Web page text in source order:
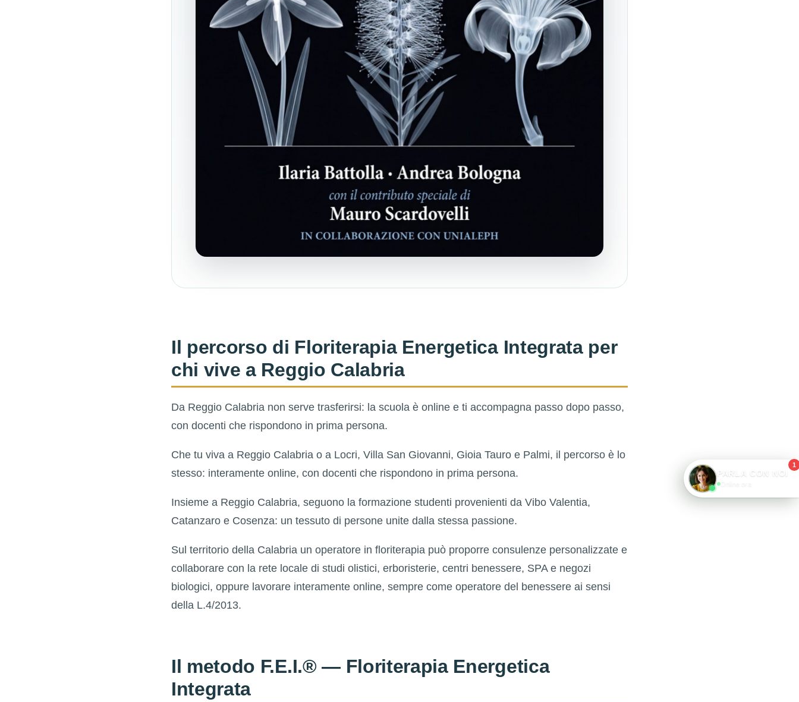
Il percorso di Floriterapia Energetica Integrata per
chi vive a Reggio Calabria
Da Reggio Calabria non serve trasferirsi: la scuola è online e ti accompagna passo dopo passo,
con docenti che rispondono in prima persona.
Che tu viva a Reggio Calabria o a Locri, Villa San Giovanni, Gioia Tauro e Palmi, il percorso è lo
stesso: interamente online, con docenti che rispondono in prima persona.
Insieme a Reggio Calabria, seguono la formazione studenti provenienti da Vibo Valentia,
Catanzaro e Cosenza: un tessuto di persone unite dalla stessa passione.
Sul territorio della Calabria un operatore in floriterapia può proporre consulenze personalizzate e
collaborare con la rete locale di studi olistici, erboristerie, centri benessere, SPA e negozi
biologici, oppure lavorare interamente online, sempre come operatore del benessere ai sensi
della L.4/2013.
Il metodo F.E.I.® — Floriterapia Energetica
Integrata
PARLA CON NOI
Online ora
1